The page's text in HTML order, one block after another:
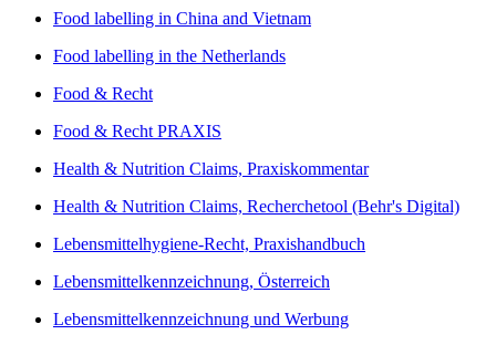
Food labelling in China and Vietnam
Food labelling in the Netherlands
Food & Recht
Food & Recht PRAXIS
Health & Nutrition Claims, Praxiskommentar
Health & Nutrition Claims, Recherchetool (Behr's Digital)
Lebensmittelhygiene-Recht, Praxishandbuch
Lebensmittelkennzeichnung, Österreich
Lebensmittelkennzeichnung und Werbung